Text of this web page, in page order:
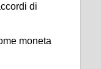
di
moneta